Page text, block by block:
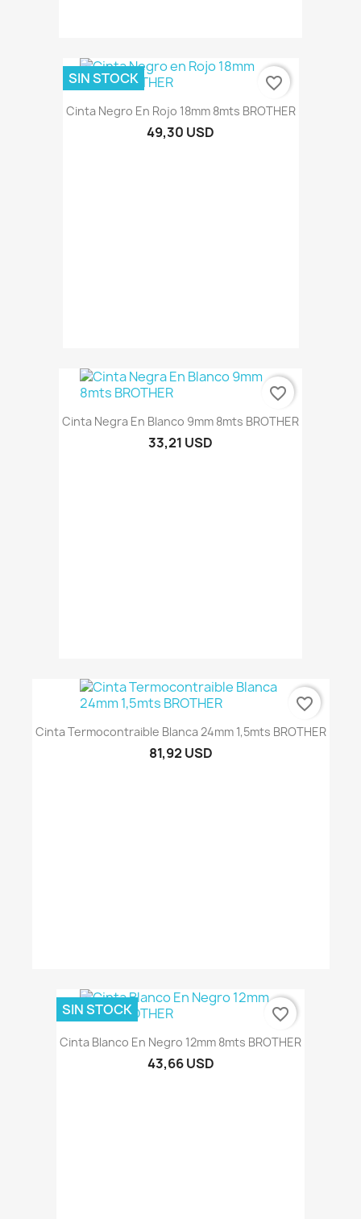
Cinta Negro En Rojo 18mm 8mts BROTHER
49,30 USD
SIN STOCK favorite_border
Cinta Negra En Blanco 9mm 8mts BROTHER
33,21 USD
favorite_border
Cinta Termocontraible Blanca 24mm 1,5mts BROTHER
81,92 USD
favorite_border
Cinta Blanco En Negro 12mm 8mts BROTHER
43,66 USD
SIN STOCK favorite_border